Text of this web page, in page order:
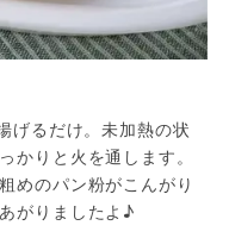
げるだけ。未加熱の状
かりと火を通します。
めのパン粉がこんがり
がりましたよ♪